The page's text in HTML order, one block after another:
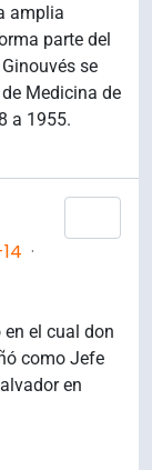
amplia
parte del
se
Medicina de
a 1955.
·
en el cual don
como Jefe
en